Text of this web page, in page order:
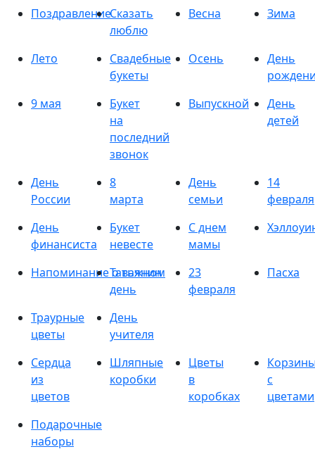
ПоздравлениеСказать
люблю
Весна Зима
Лето
Свадебные
букеты
Осень
День
9 мая
Букет
на
последний
звонок
Выпускной
День
детей
День
России
8
марта
День
семьи
14
февраля
День
финансиста
Букет
невесте
С днем
мамы
Напоминание о важном
Татьянин
день
23
февраля
Пасха
Траурные
цветы
День
учителя
Сердца
из
цветов
Шляпные
коробки
Цветы
в
коробках
с
цветами
Подарочные
наборы